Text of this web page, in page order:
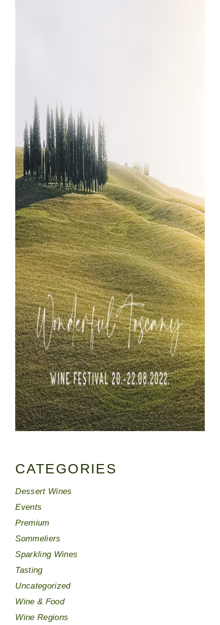
CATEGORIES
Dessert Wines
Events
Premium
Sommeliers
Sparkling Wines
Tasting
Uncategorized
Wine & Food
Wine Regions